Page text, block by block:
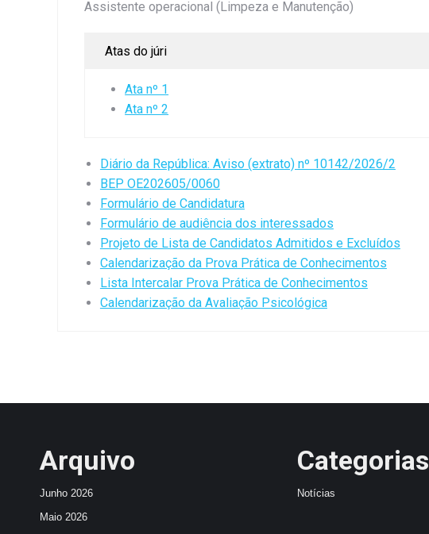
Assistente operacional (Limpeza e Manutenção)
Atas do júri
Ata nº 1
Ata nº 2
Diário da República: Aviso (extrato) nº 10142/2026/2
BEP OE202605/0060
Formulário de Candidatura
Formulário de audiência dos interessados
Projeto de Lista de Candidatos Admitidos e Excluídos
Calendarização da Prova Prática de Conhecimentos
Lista Intercalar Prova Prática de Conhecimentos
Calendarização da Avaliação Psicológica
Arquivo
Junho 2026
Maio 2026
Categorias
Notícias